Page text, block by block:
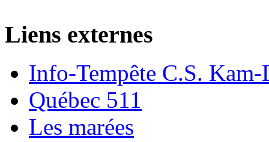
Liens externes
Info-Tempête C.S.
Québec 511
Les marées